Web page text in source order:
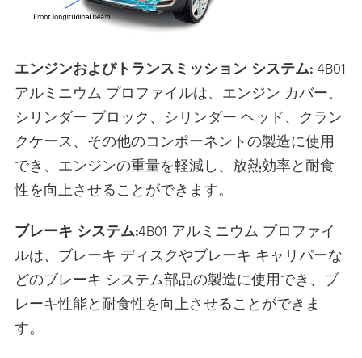
エンジンおよびトランスミッション システム:4B01
アルミニウム プロファイルは、エンジン カバー、
シリンダー ブロック、シリンダー ヘッド、クラン
クケース、その他のコンポーネントの製造に使用
でき、エンジンの重量を軽減し、放熱効率と耐食
性を向上させることができます。
ブレーキ システム:4B01 アルミニウム プロファイ
ルは、ブレーキ ディスクやブレーキ キャリパーな
どのブレーキ システム部品の製造に使用でき、ブ
レーキ性能と耐食性を向上させることができま
す。